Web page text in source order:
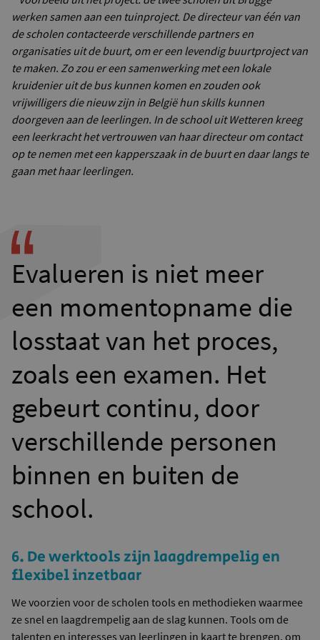
werken samen aan een tuinproject. De directeur van één van
de scholen contacteerde verschillende partners en
organisaties uit de buurt, om er een levendig buurtproject van
te maken. Zo zou er een samenwerking met een lokale
kruidenier uit de bus kunnen komen en zouden ook
vrijwilligers die nieuw zijn in België hun skills kunnen
doorgeven aan de leerlingen. In de school uit Wetteren kreeg
een leerkracht het vertrouwen van haar directeur om contact
op te nemen met een kapperszaak in de buurt en daar langs te
gaan met haar leerlingen.
Evalueren is niet meer
een momentopname die
losstaat van het proces,
zoals een examen. Het
gebeurt continu, door
verschillende personen
binnen en buiten de
school.
6. De werktools zijn laagdrempelig en
flexibel inzetbaar
We voorzien voor de scholen tools en methodieken waarmee
ze snel en laagdrempelig aan de slag kunnen. Tools om de
talenten en interesses van leerlingen in kaart te brengen, om